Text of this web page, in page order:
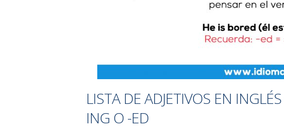
LISTA DE ADJETIVOS EN
ING O -ED